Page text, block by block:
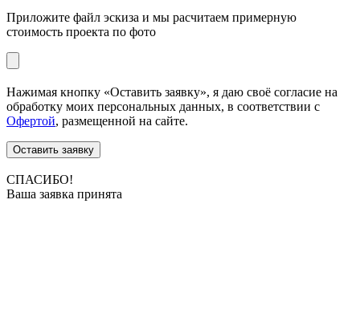
Приложите файл эскиза и мы расчитаем примерную
стоимость проекта по фото
Нажимая кнопку «Оставить заявку», я даю своё согласие на
обработку моих персональных данных, в соответствии с
Офертой, размещенной на сайте.
Оставить заявку
СПАСИБО!
Ваша заявка принята